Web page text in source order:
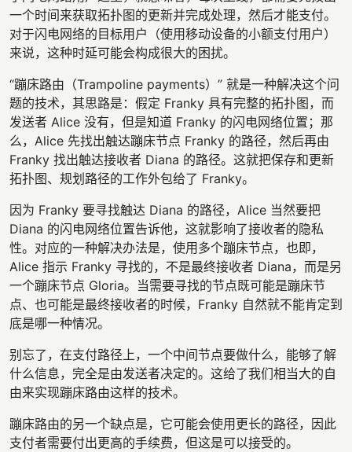
一个时间来获取拓扑图的更新并完成处理，然后才能支付。
对于闪电网络的目标用户（使用移动设备的小额支付用户）
来说，这种时延可能会构成很大的困扰。
“蹦床路由（Trampoline payments）” 就是一种解决这个问
题的技术，其思路是：假定 Franky 具有完整的拓扑图，而
发送者 Alice 没有，但是知道 Franky 的闪电网络位置；那
么，Alice 先找出触达蹦床节点 Franky 的路径，然后再由
Franky 找出触达接收者 Diana 的路径。这就把保存和更新
拓扑图、规划路径的工作外包给了 Franky。
因为 Franky 要寻找触达 Diana 的路径，Alice 当然要把
Diana 的闪电网络位置告诉他，这就影响了接收者的隐私
性。对应的一种解决办法是，使用多个蹦床节点，也即，
Alice 指示 Franky 寻找的，不是最终接收者 Diana，而是另
一个蹦床节点 Gloria。当需要寻找的节点既可能是蹦床节
点、也可能是最终接收者的时候，Franky 自然就不能肯定到
底是哪一种情况。
别忘了，在支付路径上，一个中间节点要做什么，能够了解
什么信息，完全是由发送者决定的。这给了我们相当大的自
由来实现蹦床路由这样的技术。
蹦床路由的另一个缺点是，它可能会使用更长的路径，因此
支付者需要付出更高的手续费，但这是可以接受的。